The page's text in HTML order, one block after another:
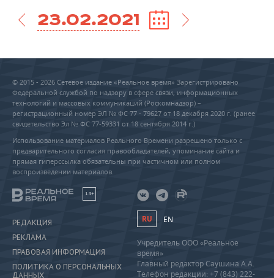
23.02.2021
© 2015 - 2026 Сетевое издание «Реальное время» Зарегистрировано
Федеральной службой по надзору в сфере связи, информационных
технологий и массовых коммуникаций (Роскомнадзор) –
регистрационный номер ЭЛ № ФС 77 - 79627 от 18 декабря 2020 г. (ранее
свидетельство Эл № ФС 77-59331 от 18 сентября 2014 г.)
Использование материалов Реального Времени разрешено только с
предварительного согласия правообладателей, упоминание сайта и
прямая гиперссылка обязательны при частичном или полном
воспроизведении материалов.
18+
РЕДАКЦИЯ
РЕКЛАМА
ПРАВОВАЯ ИНФОРМАЦИЯ
ПОЛИТИКА О ПЕРСОНАЛЬНЫХ
ДАННЫХ
RU EN
Учредитель ООО «Реальное
время»
Главный редактор Саушина А.А.
Телефон редакции: +7 (843) 222-